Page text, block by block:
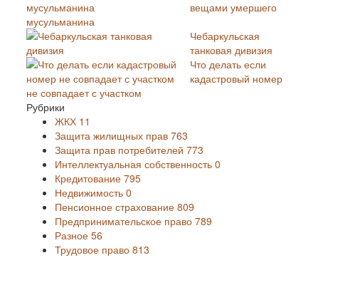
вещами умершего
мусульманина
Чебаркульская
танковая дивизия
Что делать если
кадастровый номер
не совпадает с участком
Рубрики
ЖКХ 11
Защита жилищных прав 763
Защита прав потребителей 773
Интеллектуальная собственность 0
Кредитование 795
Недвижимость 0
Пенсионное страхование 809
Предпринимательское право 789
Разное 56
Трудовое право 813